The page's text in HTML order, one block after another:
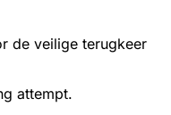
de veilige terugkeer
attempt.